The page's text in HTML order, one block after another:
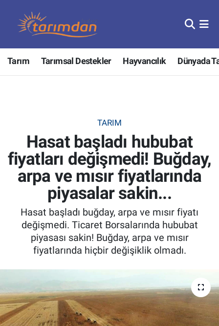
Tarım Tarımsal Destekler Hayvancılık Dünyada
TARIM
Hasat başladı hububat
fiyatları değişmedi! Buğday,
arpa ve mısır fiyatlarında
piyasalar sakin...
Hasat başladı buğday, arpa ve mısır fiyatı
değişmedi. Ticaret Borsalarında hububat
piyasası sakin! Buğday, arpa ve mısır
fiyatlarında hiçbir değişiklik olmadı.
Tarım
Hayvancılık
Tarımsal Destekler
Tarım Bakanlığı
TZOB
Tarım Kredi Kooperatifleri
Pankobirlik
Yetiştirici Soruyor
Nöbetçi Eczaneler
Hava Durumu
Tüm Manşetler
Son Dakika Haberleri
Haber Arşivi